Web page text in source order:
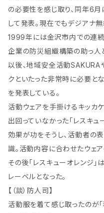
の必要性を感じ取り、同年6
して発表。現在でもデジアナ
1999年には金沢市内での連
企業の防災組織構築の助っ人
以後、地域安全活動SAKURA
クといたった非常時に必要と
を発表している。
活動ウェアを手掛けるキッカ
出回っていなかった「レスキ
効果が功をそうし、活動者の
識。活動内容に合わせたウェ
その後「レスキューオレンジ
レーベルとなった。
【（談）防人司】
活動服を着て感じ取ったのが